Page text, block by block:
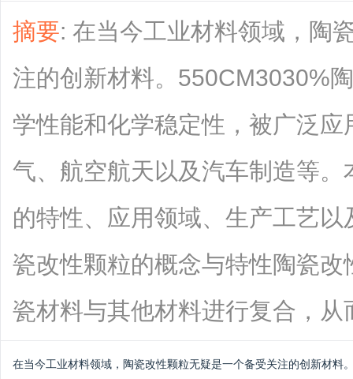
摘要: 在当今工业材料领域，陶
注的创新材料。550CM3030%
学性能和化学稳定性，被广泛
气、航空航天以及汽车制造等
的特性、应用领域、生产工艺
瓷改性颗粒的概念与特性陶瓷
瓷材料与其他材料进行复合，从
在当今工业材料领域，陶瓷改性颗粒无疑是一个备受关注的创新材料